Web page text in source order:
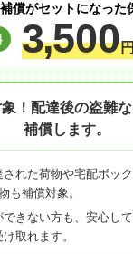
償がセットになった
3,500
！配達後の盗難
補償します。
れた荷物や宅配ボッ
も補償対象。
きない方も、安心し
け取れます。